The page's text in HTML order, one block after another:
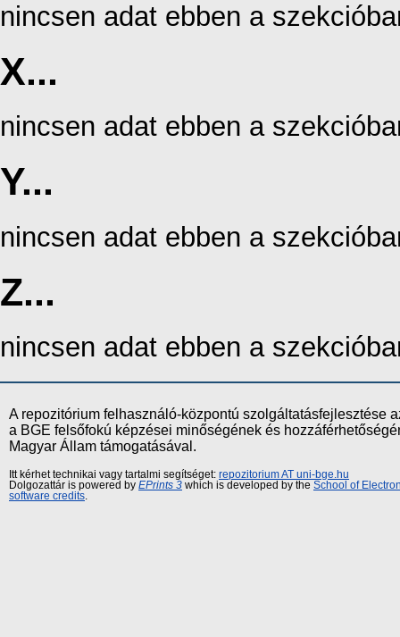
nincsen adat ebben a
X...
nincsen adat ebben a
Y...
nincsen adat ebben a
Z...
nincsen adat ebben a
A repozitórium felhasználó-központú szolgáltatásfejlesztése
a BGE felsőfokú képzései minőségének és
Magyar Állam támogatásával.
Itt kérhet technikai vagy tartalmi segítséget: repozitorium AT uni-bge.hu
Dolgozattár is powered by EPrints 3 which is developed by the School of
software credits